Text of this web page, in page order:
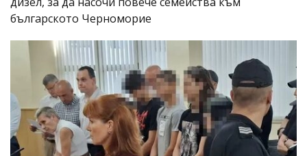
българското Черноморие